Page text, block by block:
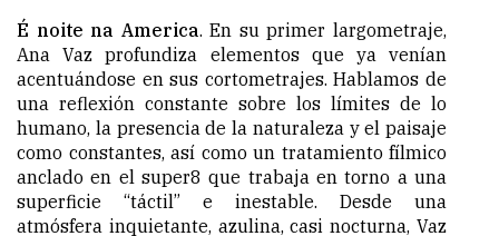
É noite na America. En su primer largometraje,
Ana Vaz profundiza elementos que ya venían
acentuándose en sus cortometrajes. Hablamos de
una reflexión constante sobre los límites de lo
humano, la presencia de la naturaleza y el paisaje
como constantes, así como un tratamiento fílmico
anclado en el super8 que trabaja en torno a una
superficie “táctil” e inestable. Desde una
atmósfera inquietante, azulina, casi nocturna, Vaz